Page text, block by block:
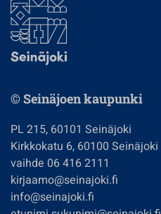
© Seinäjoen kaupunki
PL 215, 60101 Seinäjoki
Kirkkokatu 6, 60100 Seinäjoki
vaihde 06 416 2111
kirjaamo@seinajoki.fi
info@seinajoki.fi